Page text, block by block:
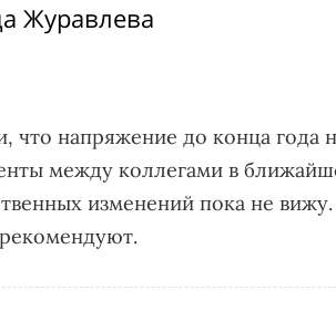
Журавлева
что напряжение до конца года
между коллегами в
изменений пока не